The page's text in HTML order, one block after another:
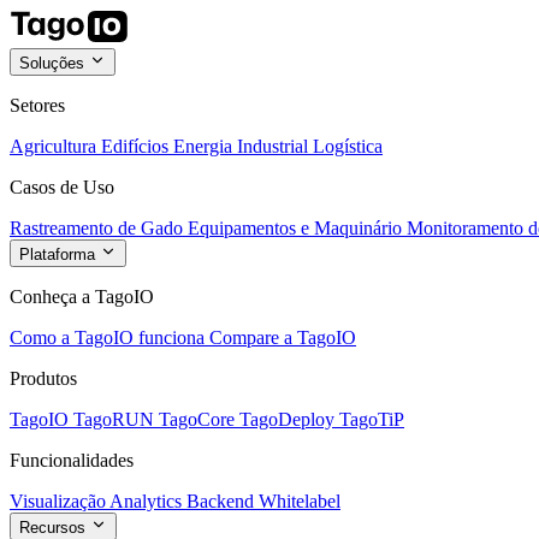
Soluções
Setores
Agricultura Edifícios Energia Industrial Logística
Casos de Uso
Rastreamento de Gado Equipamentos e Maquinário Monitoramento
Plataforma
Conheça a TagoIO
Como a TagoIO funciona Compare a TagoIO
Produtos
TagoIO TagoRUN TagoCore TagoDeploy TagoTiP
Funcionalidades
Visualização Analytics Backend Whitelabel
Recursos